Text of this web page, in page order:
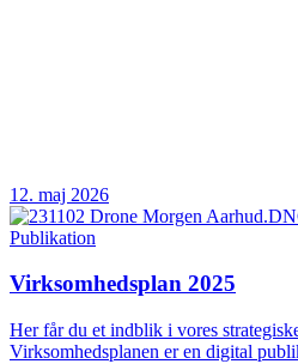
12. maj 2026
Publikation
Virksomhedsplan 2025
Her får du et indblik i vores
Virksomhedsplanen er en digital